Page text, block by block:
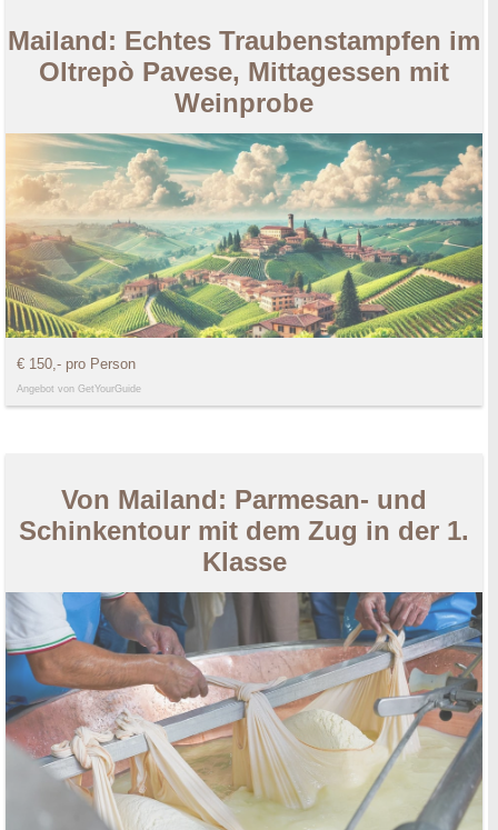
Mailand: Echtes Traubenstampfen im
Oltrepò Pavese, Mittagessen mit
Weinprobe
€ 150,- pro Person
Angebot von GetYourGuide
Von Mailand: Parmesan- und
Schinkentour mit dem Zug in der 1.
Klasse